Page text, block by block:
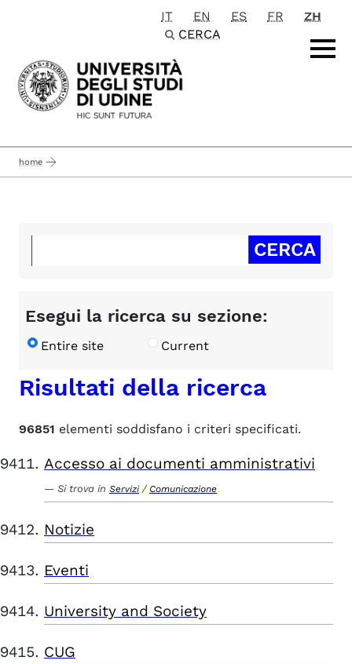
Passa al contenuto principale
IT EN ES FR
ZH
CERCA
home
Esegui la ricerca su sezione:
Entire site Current
Risultati della ricerca
96851 elementi soddisfano i criteri specificati.
Accesso ai documenti amministrativi
Si trova in Servizi / Comunicazione
Notizie
Eventi
University and Society
CUG